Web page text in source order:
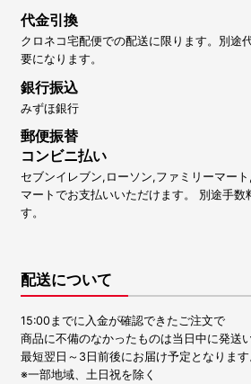
代金引換
クロネコ宅配便での配送に限ります。別途
要になります。
銀行振込
みずほ銀行
郵便振替
コンビニ払い
セブンイレブン,ローソン,ファミリーマー
マートでお支払いいただけます。 別途手数
す。
配送について
15:00までに入金が確認できたご注文で
商品に不備のなかったものは当日中に発送
最短翌日～3日前後にお届け予定となります
※一部地域、土日祝を除く